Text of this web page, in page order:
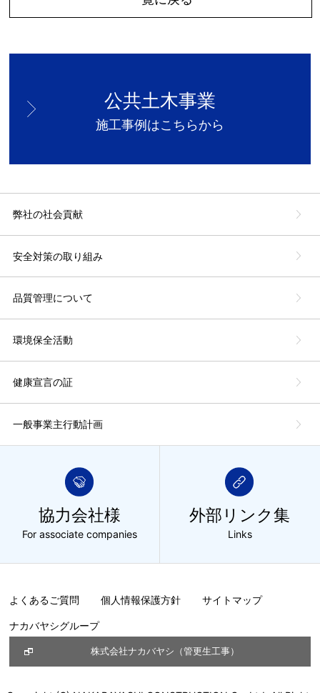
公共土木事業
施工事例はこちらから
弊社の社会貢献
安全対策の取り組み
品質管理について
環境保全活動
健康宣言の証
一般事業主行動計画
協力会社様
For associate companies
外部リンク集
Links
よくあるご質問 個人情報保護方針 サイトマップ
ナカバヤシグループ
株式会社ナカバヤシ（管更生工事）